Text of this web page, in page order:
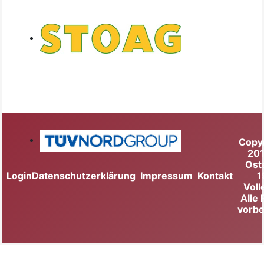
LoginDatenschutzerklärung Impressum Kontakt
Alle